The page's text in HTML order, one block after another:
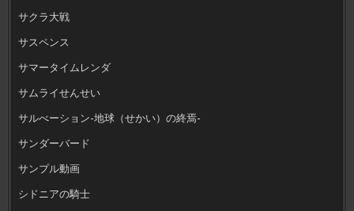
サクラ大戦
サスペンス
サマータイムレンダ
サムライせんせい
サルべーション-地球（せかい）の終焉-
サンダーバード
サンプル動画
シドニアの騎士